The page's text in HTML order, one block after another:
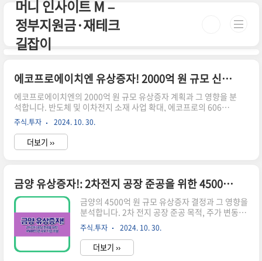
본문 바로가기
머니 인사이트 M –
정부지원금·재테크
길잡이
에코프로에이치엔 유상증자! 2000억 원 규모 신사업 확장 전략 분석
에코프로에이치엔의 2000억 원 규모 유상증자 계획과 그 영향을 분
석합니다. 반도체 및 이차전지 소재 사업 확대, 에코프로의 606억
원 투자, 주가 영향 등을 종합적으로 살펴봅니다.에코프로에이치엔
유상증자 개요 에코프로에이치엔은 최근 약 2002억 원 규모의 유상
증자를 결정했습니다.이는 신사업 확대와 미래 성장 동력 확보를 위
한 전략적 결정으로 보입니다.에코프로에이치엔 유상증자의 주요
절차: 12월 진행 예정신주 상장 예정일: 12월 26일자금 사용 계획
에코프로에이치엔은 이번 유상증자를 통해 조달한 자금의절반 이
상을 신사업 확대에 투입할 계획입니다:반도체 소재 사업 ..
주식.투자 2024. 10. 30.
더보기 ››
금양 유상증자!: 2차전지 공장 준공을 위한 4500억 원 규모 자금 조달
금양의 4500억 원 규모 유상증자 결정과 그 영향을
분석합니다. 2차 전지 공장 준공 목적, 주가 변동,
투자자 반응 등을 종합적으로 살펴보며 향후 전망
을 제시합니다.금양 유상증자 개요 금양은 최근
4502억 원 규모의 주주배정 후 실권주 일반공모 방
식의 유상증자를 결정했습니다.이는 부산 기장군
주식.투자 2024. 10. 30.
더보기 ››